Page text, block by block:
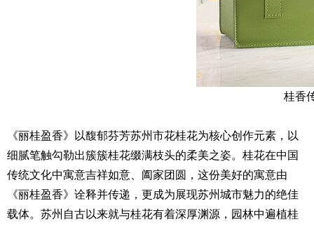
桂香
《丽桂盈香》以馥郁芬芳苏州市花桂花为核心创作元素，以
细腻笔触勾勒出簇簇桂花缀满枝头的柔美之姿。桂花在中国
传统文化中寓意吉祥如意、阖家团圆，这份美好的寓意由
《丽桂盈香》诠释并传递，更成为展现苏州城市魅力的绝佳
载体。苏州自古以来就与桂花有着深厚渊源，园林中遍植桂